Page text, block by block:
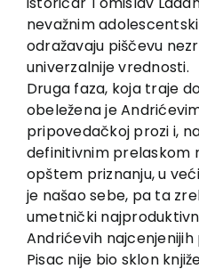
nevažnim
odražavaju piščevu
univerzalnije vrednosti.
Druga faza, koja traje
obeležena je
pripovedačkoj prozi i,
definitivnim prelaskom
opštem priznanju, u
je našao sebe, pa ta
umetnički
Andrićevih najcenjenijih
Pisac nije bio sklon